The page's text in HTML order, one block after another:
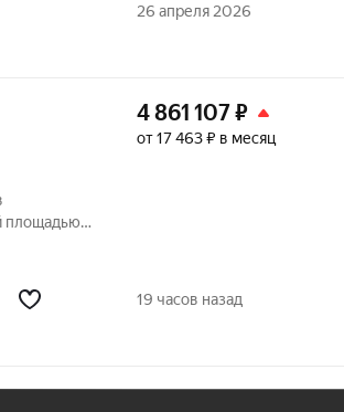
26 апреля 2026
площадью
4 861 107₽
от 17 463 ₽ в месяц
19 часов назад